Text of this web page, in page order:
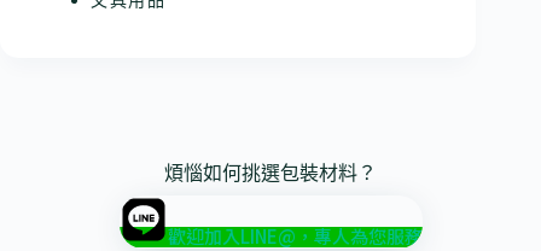
煩惱如何挑選包裝材料？
歡迎加入LINE@，專人為您服務